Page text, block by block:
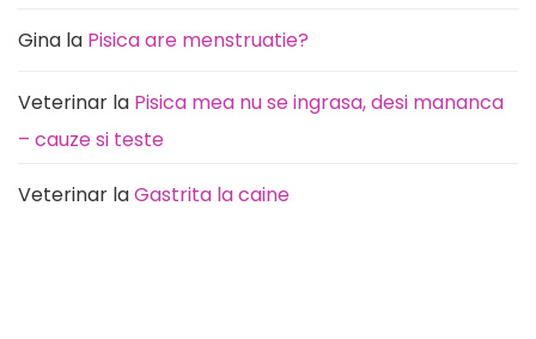
Gina la Pisica are menstruatie?
Veterinar la Pisica mea nu se ingrasa, desi mananca
– cauze si teste
Veterinar laGastrita la caine